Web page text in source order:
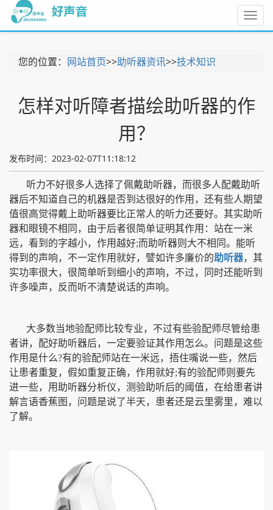
您的位置： 网站首页>>助听器资讯>>技术知识
怎样对听障者描绘助听器的作
用？
发布时间：2023-02-07T11:18:12
听力不好很多人选择了佩戴助听器，而很多人配戴助听
器后不知道自己的机器是否到达很好的作用，还有些人期望
值很高觉得戴上助听器要比正常人的听力还要好。其实助听
器和眼镜不相同，由于后者很简单证明其作用：站在一米
远，看到的字越小，作用越好;而助听器则大不相同。能听
得到的声响，不一定作用就好，譬如许多廉价的助听器，其
实功率很大，很简单听到细小的声响，不过，同时还能听到
许多噪声，反而听不清楚说话的声响。
大多数当地验配师比较专业，不过有些验配师尽管给患
者讲，配好助听器后，一定要验证其作用怎么。问题是这些
作用是什么?有的验配师站在一米远，捂住嘴说一些，然后
让患者重复，假如重复正确，作用就好;有的验配师则要先
进一些，用助听器分析仪，测验助听后的阈值，在给患者讲
解言语香蕉图，问题是说了半天，患者还是云里雾里，难以
了解。